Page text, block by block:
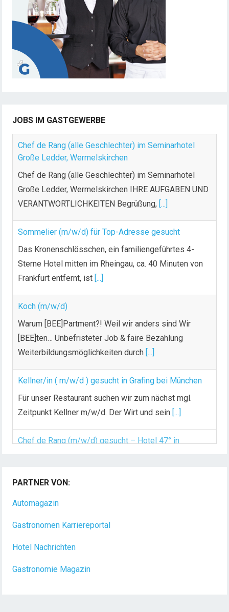
JOBS IM GASTGEWERBE
Chef de Rang (alle Geschlechter) im Seminarhotel
Große Ledder, Wermelskirchen
Chef de Rang (alle Geschlechter) im Seminarhotel
Große Ledder, Wermelskirchen IHRE AUFGABEN UND
VERANTWORTLICHKEITEN Begrüßung, [...]
Sommelier (m/w/d) für Top-Adresse gesucht
Das Kronenschlösschen, ein familiengeführtes 4-
Sterne Hotel mitten im Rheingau, ca. 40 Minuten von
Frankfurt entfernt, ist [...]
Koch (m/w/d)
Warum [BEE]Partment?! Weil wir anders sind Wir
[BEE]ten… Unbefristeter Job & faire Bezahlung
Weiterbildungsmöglichkeiten durch [...]
Kellner/in ( m/w/d ) gesucht in Grafing bei München
Für unser Restaurant suchen wir zum nächst mgl.
Zeitpunkt Kellner m/w/d. Der Wirt und sein [...]
Chef de Rang (m/w/d) gesucht – Hotel 47° in
(m/w/d) Du bist Gastgeber aus Leidenschaft und
liebst[...]
Automagazin
Gastronomen Karriereportal